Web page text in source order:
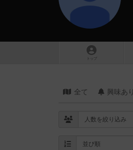
トップ
全て 興味あり